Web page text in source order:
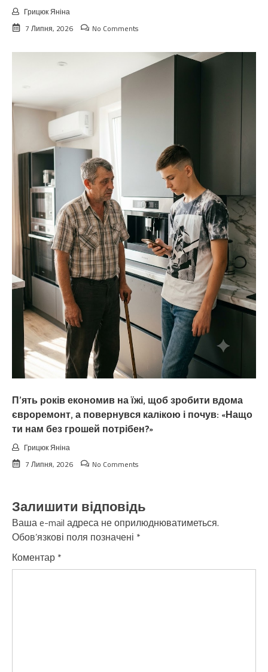
Грицюк Яніна
7 Липня, 2026
No Comments
П’ять років економив на їжі, щоб зробити вдома
євроремонт, а повернувся калiкою і почув: «Нащо
ти нам без грошей потрібен?»
Грицюк Яніна
7 Липня, 2026
No Comments
Залишити відповідь
Ваша e-mail адреса не оприлюднюватиметься.
Обов’язкові поля позначені *
Коментар *